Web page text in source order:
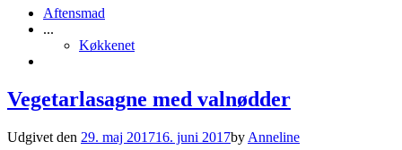
Aftensmad
...
Køkkenet
Vegetarlasagne med valnødder
Udgivet den 29. maj 201716. juni 2017by Anneline